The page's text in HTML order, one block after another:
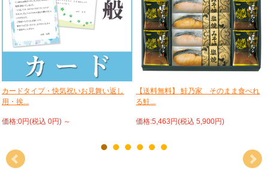
カードタイプ・快気祝いお見舞い返し
用・挨...
価格:0円(税込 0円) ～
【送料無料】 鮭乃家 そのまま食べれ
る鮭...
価格:5,463円(税込 5,900円)